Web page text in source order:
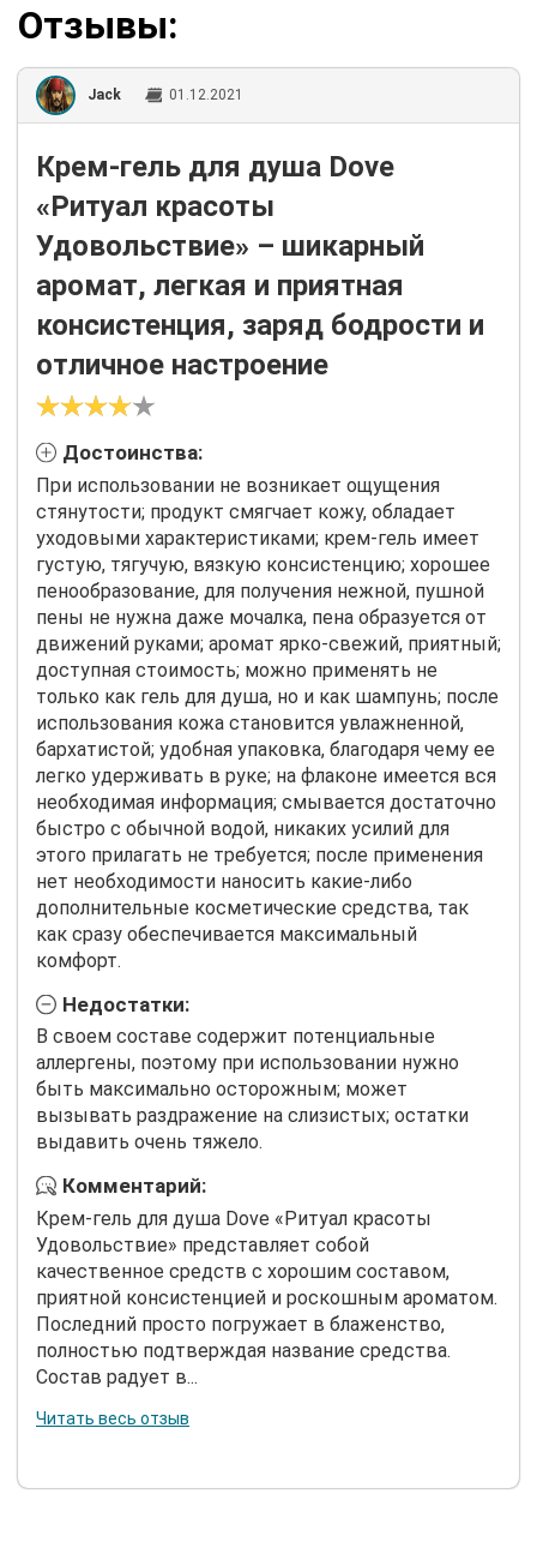
Отзывы:
Jack 01.12.2021
Крем-гель для душа Dove
«Ритуал красоты
Удовольствие» – шикарный
аромат, легкая и приятная
консистенция, заряд бодрости и
отличное настроение
Достоинства:
При использовании не возникает ощущения
стянутости; продукт смягчает кожу, обладает
уходовыми характеристиками; крем-гель имеет
густую, тягучую, вязкую консистенцию; хорошее
пенообразование, для получения нежной, пушной
пены не нужна даже мочалка, пена образуется от
движений руками; аромат ярко-свежий, приятный;
доступная стоимость; можно применять не
только как гель для душа, но и как шампунь; после
использования кожа становится увлажненной,
бархатистой; удобная упаковка, благодаря чему ее
легко удерживать в руке; на флаконе имеется вся
необходимая информация; смывается достаточно
быстро с обычной водой, никаких усилий для
этого прилагать не требуется; после применения
нет необходимости наносить какие-либо
дополнительные косметические средства, так
как сразу обеспечивается максимальный
комфорт.
Недостатки:
В своем составе содержит потенциальные
аллергены, поэтому при использовании нужно
быть максимально осторожным; может
вызывать раздражение на слизистых; остатки
выдавить очень тяжело.
Комментарий:
Крем-гель для душа Dove «Ритуал красоты
Удовольствие» представляет собой
качественное средств с хорошим составом,
приятной консистенцией и роскошным ароматом.
Последний просто погружает в блаженство,
полностью подтверждая название средства.
Состав радует в...
Читать весь отзыв